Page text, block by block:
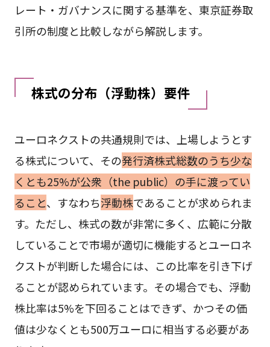
レート・ガバナンスに関する基準を、東京証券取
引所の制度と比較しながら解説します。
株式の分布（浮動株）要件
ユーロネクストの共通規則では、上場しようとす
る株式について、その発行済株式総数のうち少な
くとも25%が公衆（the public）の手に渡ってい
ること、すなわち浮動株であることが求められま
す。ただし、株式の数が非常に多く、広範に分散
していることで市場が適切に機能するとユーロネ
クストが判断した場合には、この比率を引き下げ
ることが認められています。その場合でも、浮動
株比率は5%を下回ることはできず、かつその価
値は少なくとも500万ユーロに相当する必要があ